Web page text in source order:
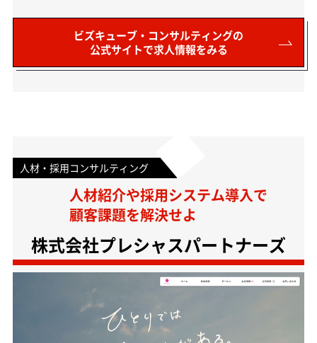
ビズキューブ・コンサルティングの
公式サイトで求人情報をみる
人材・採用コンサルティング
人材紹介や採用システム導入で
顧客課題を解決せよ
株式会社プレシャスパートナーズ